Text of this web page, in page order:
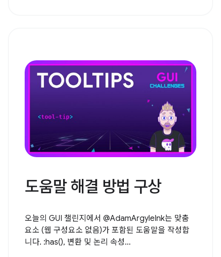
도움말 해결 방법 구상
오늘의 GUI 챌린지에서 @AdamArgyleInk는 맞춤
요소 (웹 구성요소 없음)가 포함된 도움말을 작성합
니다. :has(), 변환 및 논리 속성...